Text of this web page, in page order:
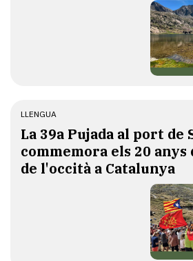
LLENGUA
​La 39a Pujada al port de
commemora els 20
de l'occità a Catalunya